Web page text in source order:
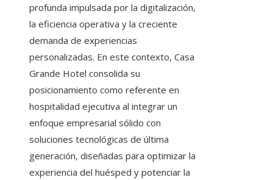
profunda impulsada por la digitalización,
la eficiencia operativa y la creciente
demanda de experiencias
personalizadas. En este contexto, Casa
Grande Hotel consolida su
posicionamiento como referente en
hospitalidad ejecutiva al integrar un
enfoque empresarial sólido con
soluciones tecnológicas de última
generación, diseñadas para optimizar la
experiencia del huésped y potenciar la